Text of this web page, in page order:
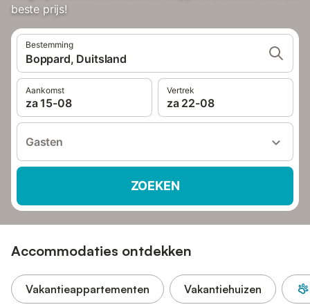
beste prijs!
Bestemming
Boppard, Duitsland
Aankomst
za 15-08
Vertrek
za 22-08
Gasten
ZOEKEN
Accommodaties ontdekken
Vakantieappartementen Vakantiehuizen